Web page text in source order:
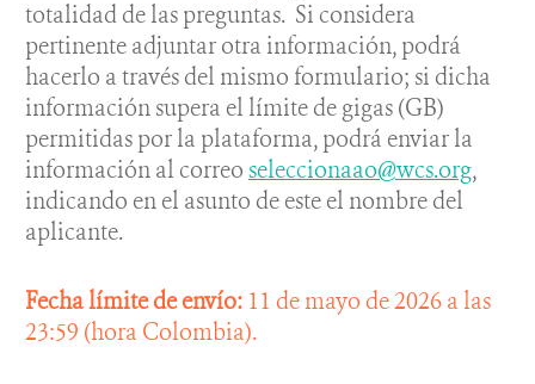
totalidad de las preguntas. Si considera
pertinente adjuntar otra información, podrá
hacerlo a través del mismo formulario; si dicha
información supera el límite de gigas (GB)
permitidas por la plataforma, podrá enviar la
información al correo seleccionaao@wcs.org,
indicando en el asunto de este el nombre del
aplicante.
Fecha límite de envío: 11 de mayo de 2026 a las
23:59 (hora Colombia).